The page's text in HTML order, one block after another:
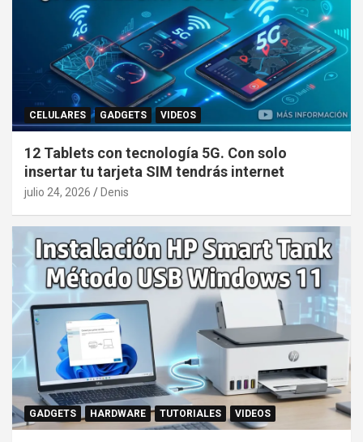
CELULARES GADGETS VIDEOS
12 Tablets con tecnología 5G. Con solo
insertar tu tarjeta SIM tendrás internet
julio 24, 2026 Denis
GADGETS HARDWARE TUTORIALES VIDEOS